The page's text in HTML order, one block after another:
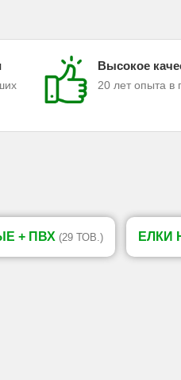
Высокое
20 лет опыта в
+ ПВХ (29 ТОВ.) ЕЛКИ